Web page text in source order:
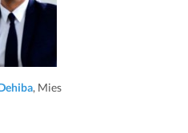
, Mies